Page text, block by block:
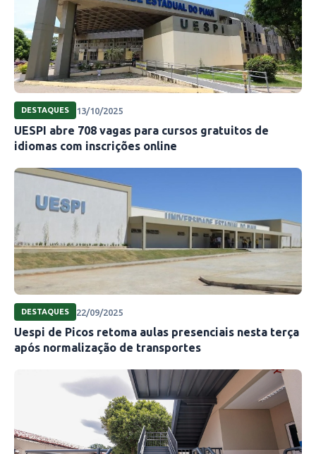
Luana Rodrigues
Ana Carolina
DESTAQUES 13/10/2025
UESPI abre 708 vagas para cursos gratuitos de
idiomas com inscrições online
DESTAQUES 22/09/2025
Uespi de Picos retoma aulas presenciais nesta terça
após normalização de transportes